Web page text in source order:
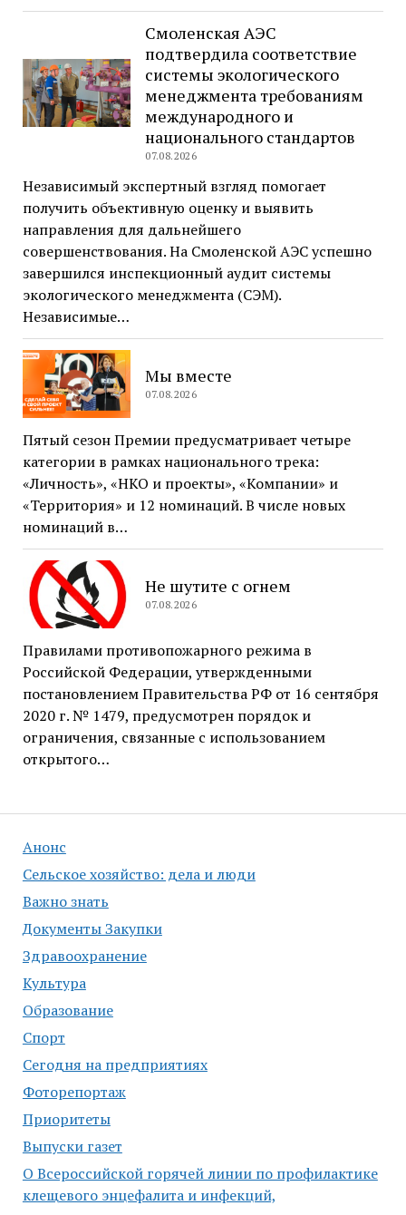
Анонс
Сельское хозяйство: дела и люди
Важно знать
Документы Закупки
Здравоохранение
Культура
Образование
Спорт
Сегодня на предприятиях
Фоторепортаж
Приоритеты
Выпуски газет
О Всероссийской горячей линии по профилактике
клещевого энцефалита и инфекций,
Смоленская АЭС
подтвердила соответствие
системы экологического
менеджмента требованиям
международного и
национального стандартов
07.08.2026
Независимый экспертный взгляд помогает
получить объективную оценку и выявить
направления для дальнейшего
совершенствования. На Смоленской АЭС успешно
завершился инспекционный аудит системы
экологического менеджмента (СЭМ).
Независимые…
Мы вместе
07.08.2026
Пятый сезон Премии предусматривает четыре
категории в рамках национального трека:
«Личность», «НКО и проекты», «Компании» и
«Территория» и 12 номинаций. В числе новых
номинаций в…
Не шутите с огнем
07.08.2026
Правилами противопожарного режима в
Российской Федерации, утвержденными
постановлением Правительства РФ от 16 сентября
2020 г. № 1479, предусмотрен порядок и
ограничения, связанные с использованием
открытого…